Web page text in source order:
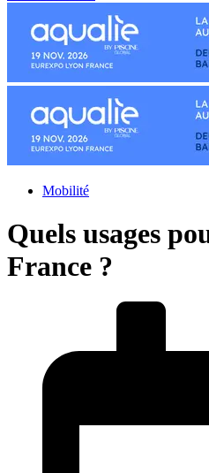
Mobilité
Quels usages
France ?